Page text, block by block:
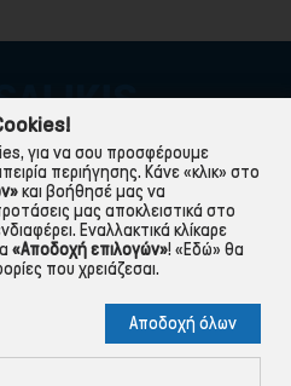

για να σου προσφέρουμε
περιήγησης. Κάνε «κλικ» στο
και βοήθησέ μας να
μας αποκλειστικά στο
Εναλλακτικά κλίκαρε
«Αποδοχή επιλογών»! «Εδώ» θα
που χρειάζεσαι.
Αποδοχή όλων